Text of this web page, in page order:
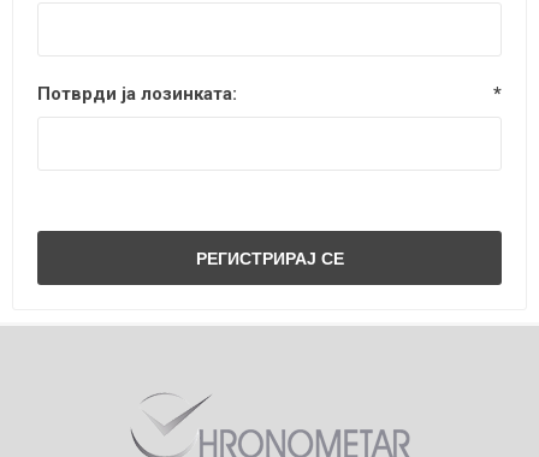
Потврди ја лозинката: *